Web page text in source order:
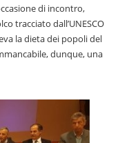
di incontro,
tracciato dall’UNESCO
la dieta dei popoli del
dunque, una